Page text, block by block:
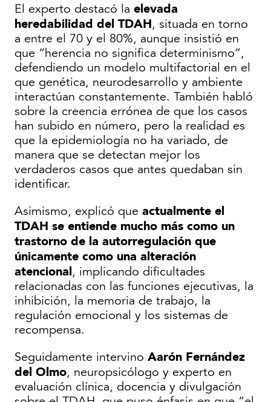
El experto destacó la elevada
heredabilidad del TDAH, situada en torno
a entre el 70 y el 80%, aunque insistió en
que “herencia no significa determinismo”,
defendiendo un modelo multifactorial en el
que genética, neurodesarrollo y ambiente
interactúan constantemente. También habló
sobre la creencia errónea de que los casos
han subido en número, pero la realidad es
que la epidemiología no ha variado, de
manera que se detectan mejor los
verdaderos casos que antes quedaban sin
identificar.
Asimismo, explicó que actualmente el
TDAH se entiende mucho más como un
trastorno de la autorregulación que
únicamente como una alteración
atencional, implicando dificultades
relacionadas con las funciones ejecutivas, la
inhibición, la memoria de trabajo, la
regulación emocional y los sistemas de
recompensa.
Seguidamente intervino Aarón Fernández
del Olmo, neuropsicólogo y experto en
evaluación clínica, docencia y divulgación